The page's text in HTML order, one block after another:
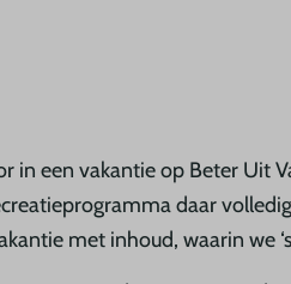
in een vakantie op Beter Uit
daar
met inhoud, waarin we